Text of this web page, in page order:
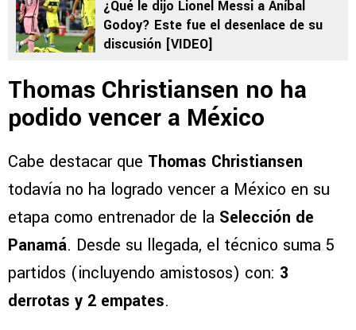
¿Qué le dijo Lionel Messi a Aníbal
Godoy? Este fue el desenlace de su
discusión [VIDEO]
Thomas Christiansen no ha
podido vencer a México
Cabe destacar que Thomas Christiansen
todavía no ha logrado vencer a México en su
etapa como entrenador de la Selección de
Panamá. Desde su llegada, el técnico suma 5
partidos (incluyendo amistosos) con: 3
derrotas y 2 empates.